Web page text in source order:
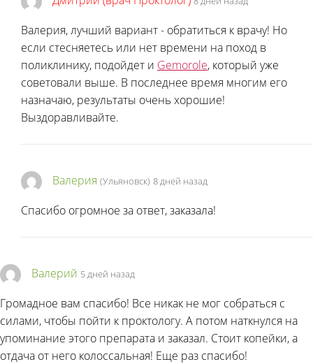
Валерия, лучший вариант - обратиться к врачу! Но
если стесняетесь или нет времени на поход в
поликлинику, подойдет и Gemorole, который уже
советовали выше. В последнее время многим его
назначаю, результаты очень хорошие!
Выздоравливайте.
Валерия (Ульяновск) 8 дней назад
Спасибо огромное за ответ, заказала!
Валерий 5 дней назад
Громадное вам спасибо! Все никак не мог собраться с
силами, чтобы пойти к проктологу. А потом наткнулся на
упоминание этого препарата и заказал. Стоит копейки, а
отдача от него колоссальная! Еще раз спасибо!